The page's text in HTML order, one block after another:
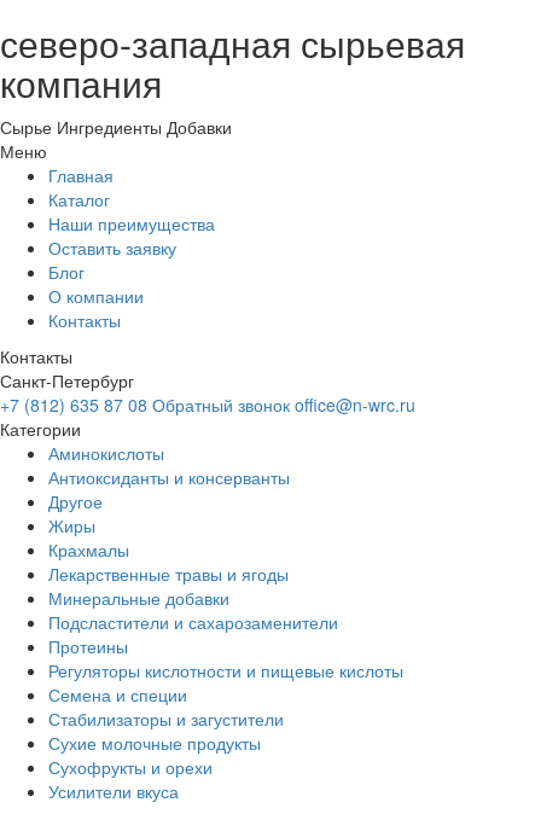
северо-западная сырьевая
компания
Сырье Ингредиенты Добавки
Меню
Главная
Каталог
Наши преимущества
Оставить заявку
Блог
О компании
Контакты
Контакты
Санкт-Петербург
+7 (812) 635 87 08 Обратный звонок office@n-wrc.ru
Категории
Аминокислоты
Антиоксиданты и консерванты
Другое
Жиры
Крахмалы
Лекарственные травы и ягоды
Минеральные добавки
Подсластители и сахарозаменители
Протеины
Регуляторы кислотности и пищевые кислоты
Семена и специи
Стабилизаторы и загустители
Сухие молочные продукты
Сухофрукты и орехи
Усилители вкуса